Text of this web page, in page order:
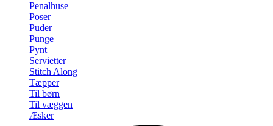
Penalhuse
Poser
Puder
Punge
Pynt
Servietter
Stitch Along
Tæpper
Til børn
Til væggen
Æsker